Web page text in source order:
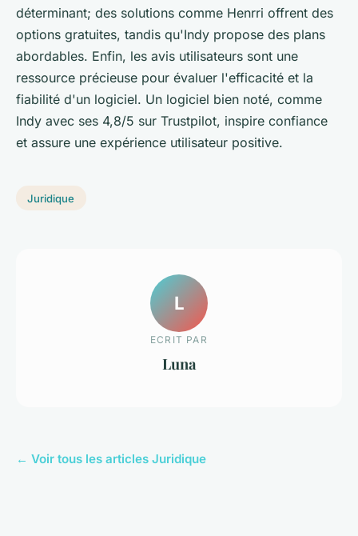
déterminant; des solutions comme Henrri offrent des
options gratuites, tandis qu'Indy propose des plans
abordables. Enfin, les avis utilisateurs sont une
ressource précieuse pour évaluer l'efficacité et la
fiabilité d'un logiciel. Un logiciel bien noté, comme
Indy avec ses 4,8/5 sur Trustpilot, inspire confiance
et assure une expérience utilisateur positive.
Juridique
L
ECRIT PAR
Luna
← Voir tous les articles Juridique